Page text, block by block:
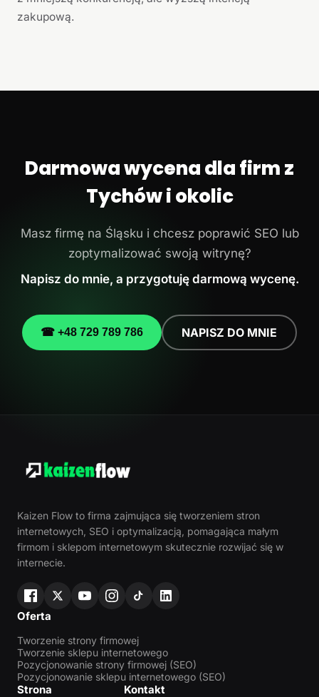
zakupową.
Darmowa wycena dla firm z
Tychów i okolic
Masz firmę na Śląsku i chcesz poprawić SEO lub
zoptymalizować swoją witrynę?
Napisz do mnie, a przygotuję darmową wycenę.
☎ +48 729 789 786 NAPISZ DO MNIE
Kaizen Flow to firma zajmująca się tworzeniem stron
internetowych, SEO i optymalizacją, pomagająca małym
firmom i sklepom internetowym skutecznie rozwijać się w
internecie.
Oferta
Tworzenie strony firmowej
Tworzenie sklepu internetowego
Pozycjonowanie strony firmowej (SEO)
Pozycjonowanie sklepu internetowego (SEO)
Strona Kontakt